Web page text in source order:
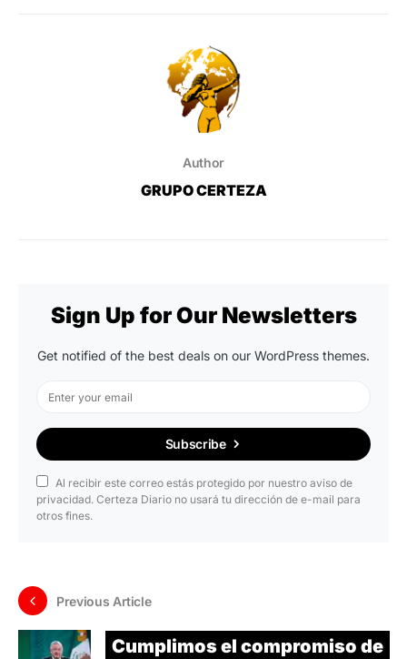
Author
GRUPO CERTEZA
Sign Up for Our Newsletters
Get notified of the best deals on our WordPress themes.
Subscribe
Al recibir este correo estás protegido por nuestro aviso de
privacidad. Certeza Diario no usará tu dirección de e-mail para
otros fines.
Previous Article
Cumplimos el compromiso de